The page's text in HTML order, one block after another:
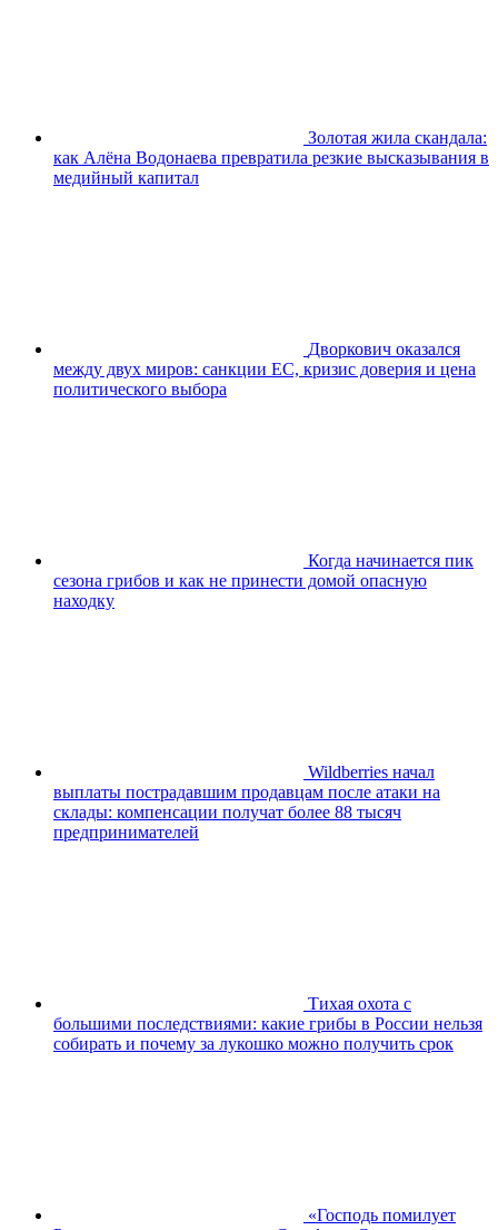
Золотая жила скандала:
как Алёна Водонаева превратила резкие высказывания в
медийный капитал
Дворкович оказался
между двух миров: санкции ЕС, кризис доверия и цена
политического выбора
Когда начинается пик
сезона грибов и как не принести домой опасную
находку
Wildberries начал
выплаты пострадавшим продавцам после атаки на
склады: компенсации получат более 88 тысяч
предпринимателей
Тихая охота с
большими последствиями: какие грибы в России нельзя
собирать и почему за лукошко можно получить срок
«Господь помилует